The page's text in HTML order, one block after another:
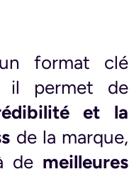
format clé
il permet de
et la
de la marque,
de meilleures